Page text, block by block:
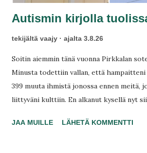
Autismin kirjolla
tekijältä vaajy ajalta 3.8.26
Soitin aiemmin tänä vuonna Pirkkalan
Minusta todettiin vallan, että
399 muuta ihmistä jonossa ennen meitä,
liittyväni kulttiin. En alkanut kysellä nyt
kauemmaksi Länsilinjalta. En jaksa enää,
JAA MUILLE LÄHETÄ KOMMENTTI